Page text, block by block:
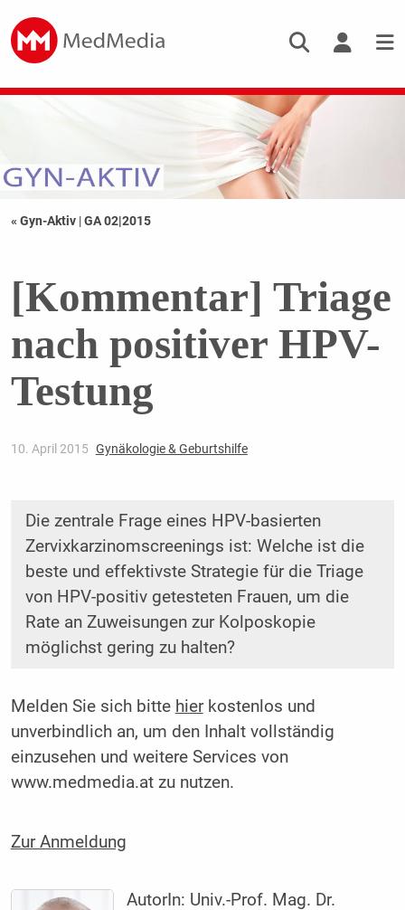
« Gyn-Aktiv |GA 02|2015
[Kommentar] Triage
nach positiver HPV-
Testung
10. April 2015 Gynäkologie & Geburtshilfe
Die zentrale Frage eines HPV-basierten
Zervixkarzinomscreenings ist: Welche ist die
beste und effektivste Strategie für die Triage
von HPV-positiv getesteten Frauen, um die
Rate an Zuweisungen zur Kolposkopie
möglichst gering zu halten?
Melden Sie sich bitte hierkostenlos und
unverbindlich an, um den Inhalt vollständig
einzusehen und weitere Services von
www.medmedia.at zu nutzen.
Zur Anmeldung
AutorIn: Univ.-Prof. Mag. Dr.